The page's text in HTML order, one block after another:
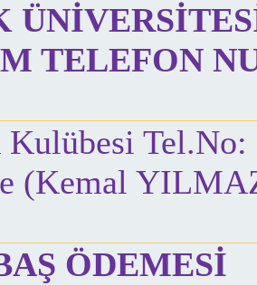
TELEFON
Tel.No:
(Kemal
ÖDEMESİ